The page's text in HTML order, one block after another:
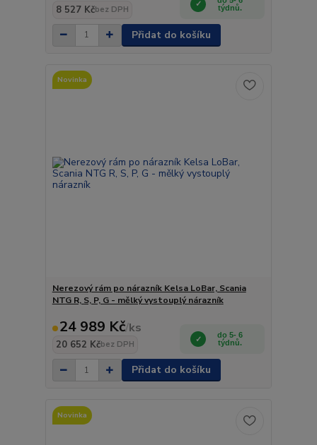
8 527 Kčbez DPH
týdnů.
Přidat do košíku
Novinka
Nerezový rám po nárazník Kelsa LoBar, Scania
NTG R, S, P, G - mělký vystouplý nárazník
24 989 Kč/ks
20 652 Kčbez DPH
do 5- 6
týdnů.
Přidat do košíku
Novinka